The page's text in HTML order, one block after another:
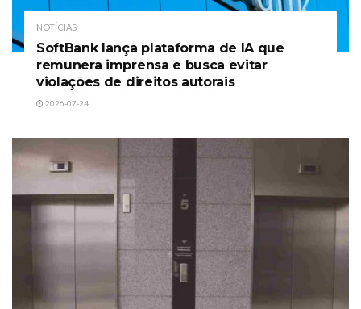
NOTÍCIAS
SoftBank lança plataforma de IA que
remunera imprensa e busca evitar
violações de direitos autorais
2026-07-24